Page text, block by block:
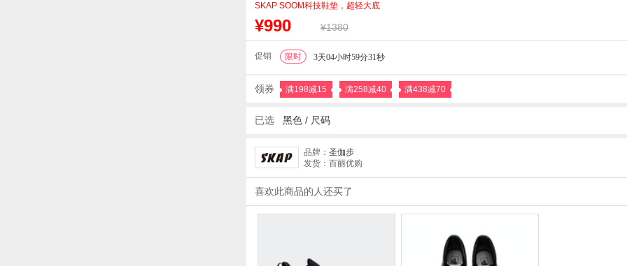
SKAP SOOM科技鞋垫，超轻大底
¥990 ¥1380
促销 限时 3天04小时59分30秒
领券 满198减15 满258减40 满438减70
已选 黑色 / 尺码
品牌： 圣伽步
发货：百丽优购
喜欢此商品的人还买了